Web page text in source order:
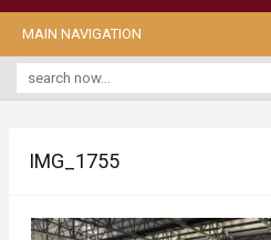
MAIN NAVIGATION
IMG_1755